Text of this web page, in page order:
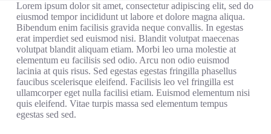
Lorem ipsum dolor sit amet, consectetur adipiscing elit, sed do
eiusmod tempor incididunt ut labore et dolore magna aliqua.
Bibendum enim facilisis gravida neque convallis. In egestas
erat imperdiet sed euismod nisi. Blandit volutpat maecenas
volutpat blandit aliquam etiam. Morbi leo urna molestie at
elementum eu facilisis sed odio. Arcu non odio euismod
lacinia at quis risus. Sed egestas egestas fringilla phasellus
faucibus scelerisque eleifend. Facilisis leo vel fringilla est
ullamcorper eget nulla facilisi etiam. Euismod elementum nisi
quis eleifend. Vitae turpis massa sed elementum tempus
egestas sed sed.